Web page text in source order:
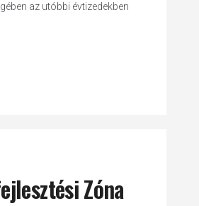
az utóbbi évtizedekben
Zóna